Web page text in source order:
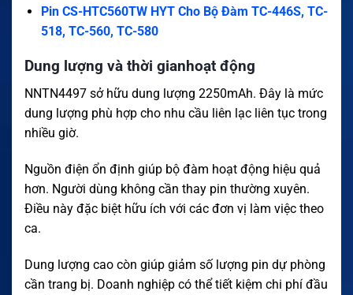
Pin CS-HTC560TW HYT Cho Bộ Đàm TC-446S, TC-
518, TC-560, TC-580
Dung lượng và thời gianhoạt động
NNTN4497 sở hữu dung lượng 2250mAh. Đây là mức
dung lượng phù hợp cho nhu cầu liên lạc liên tục trong
nhiều giờ.
Nguồn điện ổn định giúp bộ đàm hoạt động hiệu quả
hơn. Người dùng không cần thay pin thường xuyên.
Điều này đặc biệt hữu ích với các đơn vị làm việc theo
ca.
Dung lượng cao còn giúp giảm số lượng pin dự phòng
cần trang bị. Doanh nghiệp có thể tiết kiệm chi phí đầu